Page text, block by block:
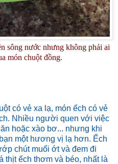
sông nước nhưng không phải ai
món chuột đồng.
có vẻ xa lạ, món ếch có vẻ
Nhiều người quen với việc
hoặc xào bơ... nhưng khi
một hương vị lạ hơn. Ếch
chút muối ớt và đem đi
ếch thơm và béo, nhất là